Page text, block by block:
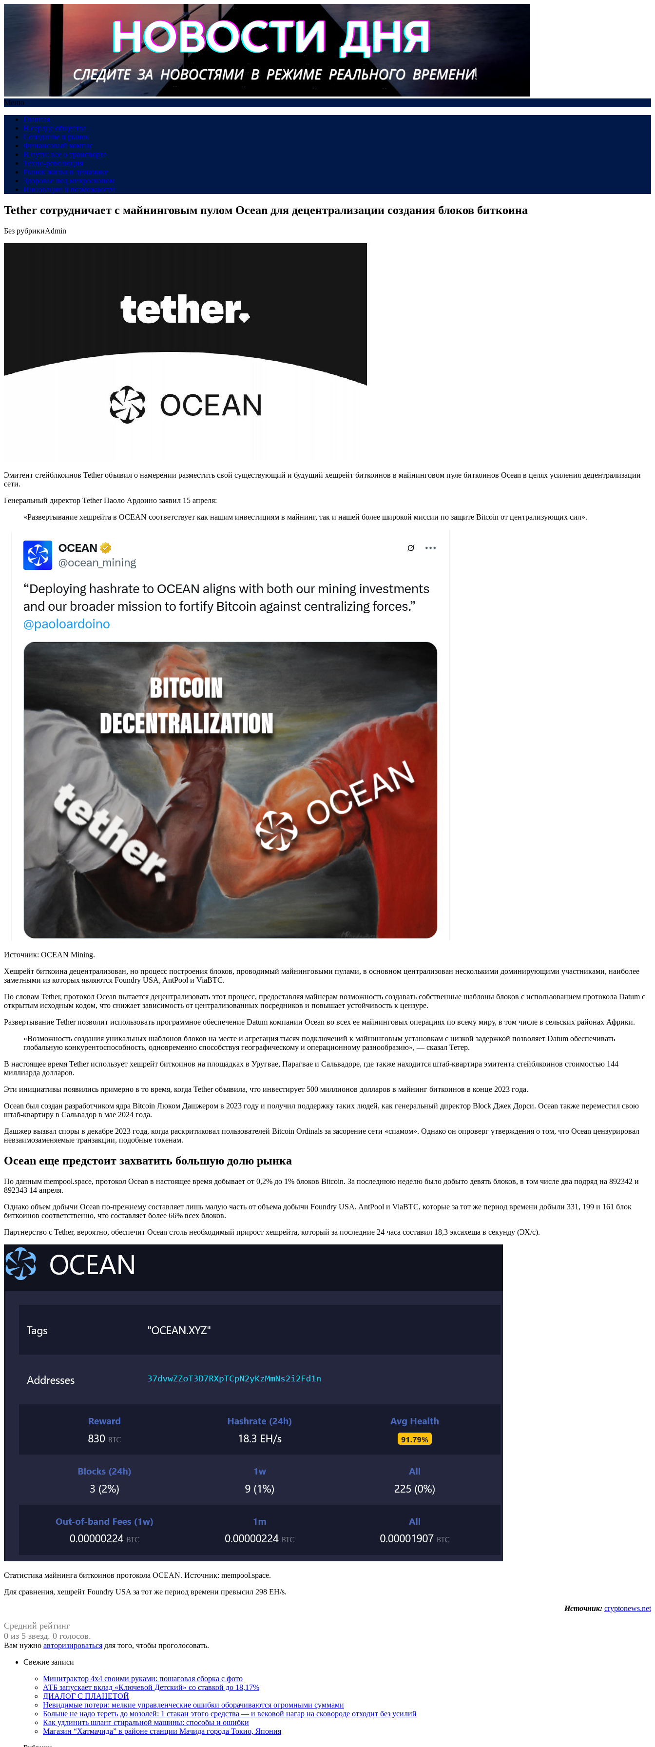
Меню
Главная
В сердце общества
Созидание и рынок
Финансовый компас
В пути: все о транспорте
Техно-революция
Рынок жилья в динамике
Здоровье под микроскопом
Инновации и возможности
Tether сотрудничает с майнинговым пулом Ocean для децентрализации создания блоков биткоина
Без рубрикиAdmin
Эмитент стейблкоинов Tether объявил о намерении разместить свой существующий и будущий хешрейт биткоинов в майнинговом пуле биткоинов Ocean в целях усиления децентрализации
сети.
Генеральный директор Tether Паоло Ардоино заявил 15 апреля:
«Развертывание хешрейта в OCEAN соответствует как нашим инвестициям в майнинг, так и нашей более широкой миссии по защите Bitcoin от централизующих сил».
Источник: OCEAN Mining.
Хешрейт биткоина децентрализован, но процесс построения блоков, проводимый майнинговыми пулами, в основном централизован несколькими доминирующими участниками, наиболее
заметными из которых являются Foundry USA, AntPool и ViaBTC.
По словам Tether, протокол Ocean пытается децентрализовать этот процесс, предоставляя майнерам возможность создавать собственные шаблоны блоков с использованием протокола Datum с
открытым исходным кодом, что снижает зависимость от централизованных посредников и повышает устойчивость к цензуре.
Развертывание Tether позволит использовать программное обеспечение Datum компании Ocean во всех ее майнинговых операциях по всему миру, в том числе в сельских районах Африки.
«Возможность создания уникальных шаблонов блоков на месте и агрегация тысяч подключений к майнинговым установкам с низкой задержкой позволяет Datum обеспечивать
глобальную конкурентоспособность, одновременно способствуя географическому и операционному разнообразию», — сказал Тетер.
В настоящее время Tether использует хешрейт биткоинов на площадках в Уругвае, Парагвае и Сальвадоре, где также находится штаб-квартира эмитента стейблкоинов стоимостью 144
миллиарда долларов.
Эти инициативы появились примерно в то время, когда Tether объявила, что инвестирует 500 миллионов долларов в майнинг биткоинов в конце 2023 года.
Ocean был создан разработчиком ядра Bitcoin Люком Дашжером в 2023 году и получил поддержку таких людей, как генеральный директор Block Джек Дорси. Ocean также переместил свою
штаб-квартиру в Сальвадор в мае 2024 года.
Дашжер вызвал споры в декабре 2023 года, когда раскритиковал пользователей Bitcoin Ordinals за засорение сети «спамом». Однако он опроверг утверждения о том, что Ocean цензурировал
невзаимозаменяемые транзакции, подобные токенам.
Ocean еще предстоит захватить большую долю рынка
По данным mempool.space, протокол Ocean в настоящее время добывает от 0,2% до 1% блоков Bitcoin. За последнюю неделю было добыто девять блоков, в том числе два подряд на 892342 и
892343 14 апреля.
Однако объем добычи Ocean по-прежнему составляет лишь малую часть от объема добычи Foundry USA, AntPool и ViaBTC, которые за тот же период времени добыли 331, 199 и 161 блок
биткоинов соответственно, что составляет более 66% всех блоков.
Партнерство с Tether, вероятно, обеспечит Ocean столь необходимый прирост хешрейта, который за последние 24 часа составил 18,3 эксахеша в секунду (ЭХ/с).
Статистика майнинга биткоинов протокола OCEAN. Источник: mempool.space.
Для сравнения, хешрейт Foundry USA за тот же период времени превысил 298 EH/s.
Источник: cryptonews.net
Средний рейтинг
0 из 5 звезд. 0 голосов.
Вам нужно авторизироваться для того, чтобы проголосовать.
Свежие записи
Минитрактор 4х4 своими руками: пошаговая сборка с фото
АТБ запускает вклад «Ключевой Детский» со ставкой до 18,17%
ДИАЛОГ С ПЛАНЕТОЙ
Невидимые потери: мелкие управленческие ошибки оборачиваются огромными суммами
Больше не надо тереть до мозолей: 1 стакан этого средства — и вековой нагар на сковороде отходит без усилий
Как удлинить шланг стиральной машины: способы и ошибки
Магазин “Хатмачида” в районе станции Мачида города Токио, Япония